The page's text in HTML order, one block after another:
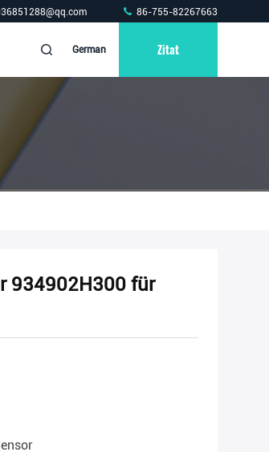
86-755-82267663
German Zitat
934902H300 für